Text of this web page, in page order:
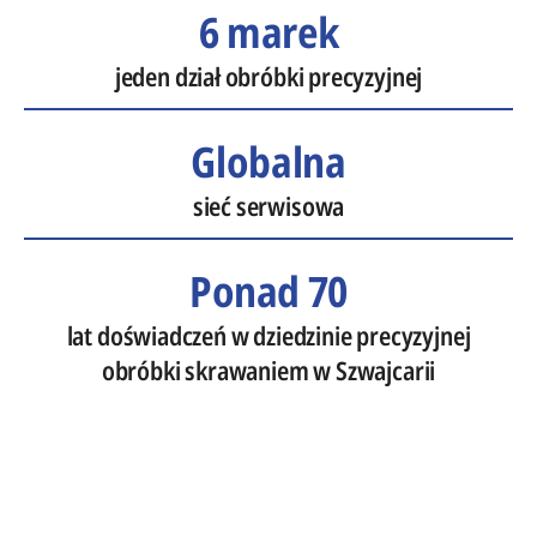
6 marek
jeden dział obróbki precyzyjnej
Globalna
sieć serwisowa
Ponad 70
lat doświadczeń w dziedzinie precyzyjnej
obróbki skrawaniem w Szwajcarii